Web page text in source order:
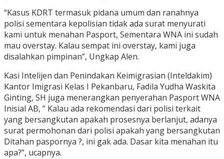
“Kasus KDRT termasuk pidana umum dan ranahnya
polisi sementara kepolisian tidak ada surat menyurati
kami untuk menahan Pasport, Sementara WNA ini sudah
mau overstay. Kalau sempat ini overstay, kami juga
disalahkan pimpinan”, Ungkap Alen.
Kasi Intelijen dan Penindakan Keimigrasian (Inteldakim)
Kantor Imigrasi Kelas I Pekanbaru, Fadila Yudha Waskita
Ginting, SH juga menerangkan penyerahan Pasport WNA
Inisial AB, ” Kalau ada rekomendasi dari polisi terkait
yang bersangkutan apakah prosesnya berlanjut, adanya
surat permohonan dari polisi apakah yang bersangkutan
Ditahan paspornya ?, ini gak ada. Dasar kita menahan itu
apa?”, ucapnya.